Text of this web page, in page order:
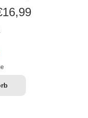
16,99Aktueller